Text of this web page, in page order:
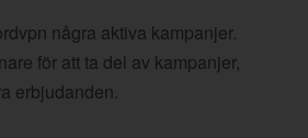
några aktiva kampanjer.
för att ta del av kampanjer,
erbjudanden.